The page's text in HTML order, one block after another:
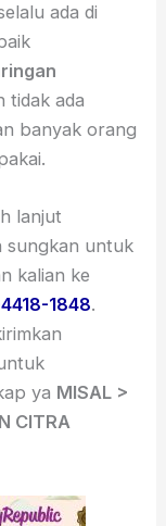
ada di
tidak ada
banyak orang
lanjut
sungkan untuk
kalian ke
1848.
ya MISAL >
CITRA